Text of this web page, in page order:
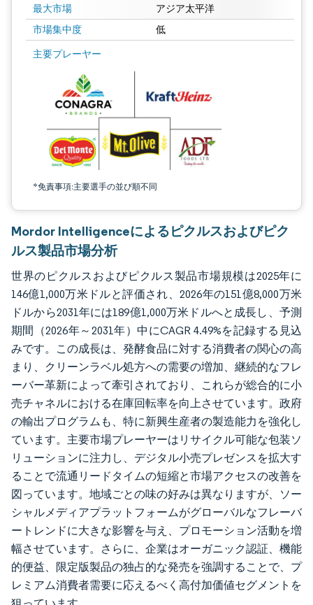
最大市場 アジア太平洋
市場集中度 低
主要プレーヤー
*免責事項:主要選手の並び順不同
画像 © Mordor Intelligence。再利用にはCC BY 4.0の表示が必要です。
Mordor Intelligenceによるピクルスおよびピク
ルス製品市場分析
世界のピクルスおよびピクルス製品市場規模は2025年に
146億1,000万米ドルと評価され、2026年の151億8,000万米
ドルから2031年には189億1,000万米ドルへと成長し、予測
期間（2026年～2031年）中にCAGR 4.49%を記録する見込
みです。この成長は、発酵食品に対する消費者の関心の高
まり、クリーンラベル処方への需要の増加、継続的なフレ
ーバー革新によって牽引されており、これらが総合的に小
売チャネルにおける在庫回転率を向上させています。政府
の輸出プログラムも、特に新興生産者の製造能力を強化し
ています。主要市場プレーヤーはリサイクル可能な包装ソ
リューションに注力し、デジタル小売プレゼンスを拡大す
ることで流通リードタイムの短縮と市場アクセスの改善を
図っています。地域ごとの味の好みは異なりますが、ソー
シャルメディアプラットフォームがグローバルなフレーバ
ートレンドに大きな影響を与え、プロモーション活動を増
幅させています。さらに、企業はオーガニック認証、機能
的便益、限定版製品の独占的な発売を強調することで、プ
レミアム消費者需要に応えるべく高付加価値セグメントを